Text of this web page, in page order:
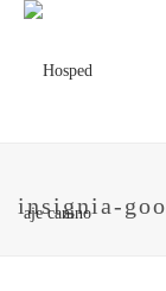
insignia-